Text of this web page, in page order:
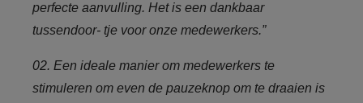
perfecte aanvulling. Het is een dankbaar
tussendoor- tje voor onze medewerkers.”
02. Een ideale manier om medewerkers te
stimuleren om even de pauzeknop om te draaien is